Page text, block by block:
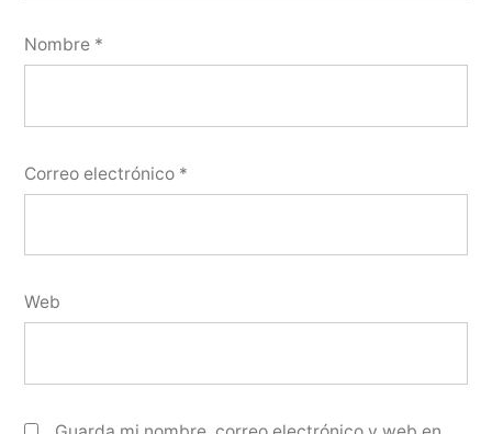
Nombre *
Correo electrónico *
Web